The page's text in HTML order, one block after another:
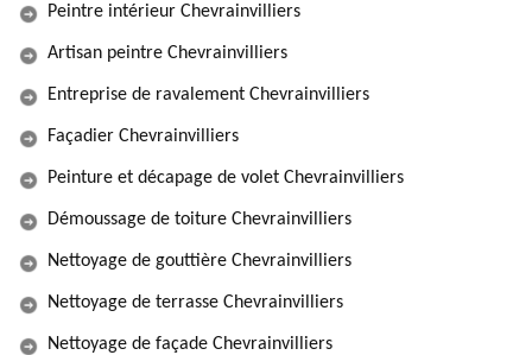
Peintre intérieur Chevrainvilliers
Artisan peintre Chevrainvilliers
Entreprise de ravalement Chevrainvilliers
Façadier Chevrainvilliers
Peinture et décapage de volet Chevrainvilliers
Démoussage de toiture Chevrainvilliers
Nettoyage de gouttière Chevrainvilliers
Nettoyage de terrasse Chevrainvilliers
Nettoyage de façade Chevrainvilliers